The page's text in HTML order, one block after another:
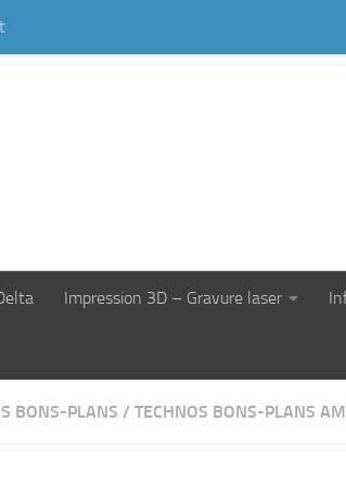
Impression 3D – Gravure laser
BONS-PLANS / TECHNOS BONS-PLANS